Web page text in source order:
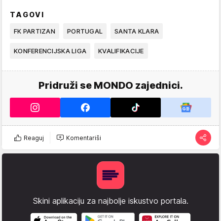
TAGOVI
FK PARTIZAN PORTUGAL SANTA KLARA
KONFERENCIJSKA LIGA KVALIFIKACIJE
Pridruži se MONDO zajednici.
Reaguj Komentariši
Skini aplikaciju za najbolje iskustvo portala.